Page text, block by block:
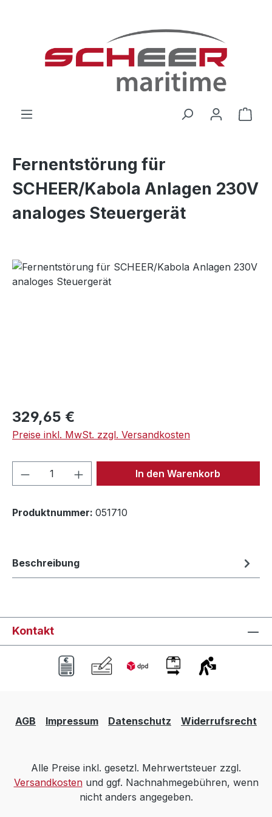
Fernentstörung für
SCHEER/Kabola Anlagen 230V
analoges Steuergerät
Bildergalerie überspringen
Regulärer Preis:
329,65 €
Preise inkl. MwSt. zzgl. Versandkosten
Produkt Anzahl: Gib denIn den Warenkorb
Produktnummer: 051710
Beschreibung
Kontakt
AGB Impressum Datenschutz Widerrufsrecht
Alle Preise inkl. gesetzl. Mehrwertsteuer zzgl.
Versandkostenund ggf. Nachnahmegebühren, wenn
nicht anders angegeben.